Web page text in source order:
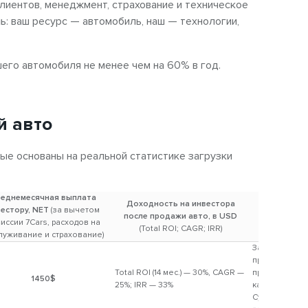
— надежный способ получить эффективный
окупаемостью около трех лет.
машины, оценить доходность, а впоследствии
даже 10 автомобилей.
договору, а расчеты проходят с
выплат. Поэтому вы имеете легальный
и уверенность в надежности сотрудничества.
(возрастом до 3 лет), которые
менеджмент, страхование и техническое
ваш ресурс — автомобиль, наш — технологии,
автомобиля не менее чем на 60% в год.
авто
основаны на реальной статистике загрузки
выплата
NET (за вычетом
7Cars, расходов на
и страхование)
Доходность на инвестора
после продажи авто, в USD
(Total ROI; CAGR; IRR)
1450$
Total ROI (14 мес.) — 30%, CAGR —
25%; IRR — 33%
За короткий
прокате (14
принес 30%
капитала